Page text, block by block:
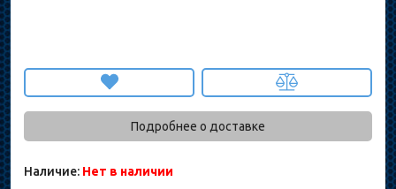
Подробнее о доставке
Наличие: Нет в наличии